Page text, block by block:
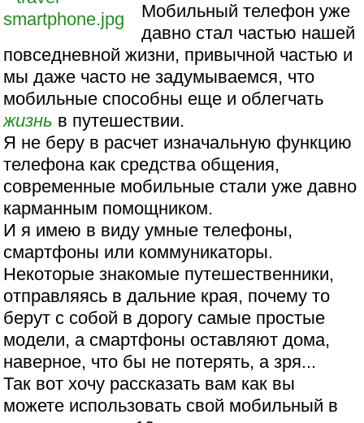
Мобильный телефон уже
давно стал частью нашей
повседневной жизни, привычной частью и
мы даже часто не задумываемся, что
мобильные способны еще и облегчать
жизнь в путешествии.
Я не беру в расчет изначальную функцию
телефона как средства общения,
современные мобильные стали уже давно
карманным помощником.
И я имею в виду умные телефоны,
смартфоны или коммуникаторы.
Некоторые знакомые путешественники,
отправляясь в дальние края, почему то
берут с собой в дорогу самые простые
модели, а смартфоны оставляют дома,
наверное, что бы не потерять, а зря...
Так вот хочу рассказать вам как вы
можете использовать свой мобильный в